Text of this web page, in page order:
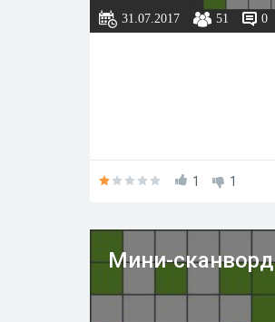
31.07.2017 51 0
1 1
Мини-сканворд